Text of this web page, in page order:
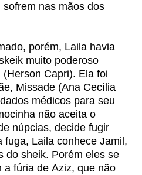
nas mãos dos
porém, Laila havia
muito poderoso
Capri). Ela foi
Missade (Ana Cecília
médicos para seu
não aceita o
núpcias, decide fugir
fuga, Laila conhece Jamil,
do sheik. Porém eles se
a fúria de Aziz, que não